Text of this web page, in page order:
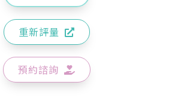
重新評量
預約諮詢